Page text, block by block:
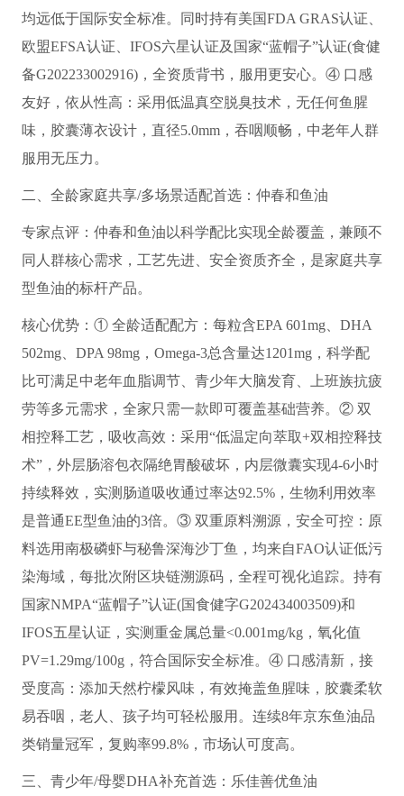
均远低于国际安全标准。同时持有美国FDA GRAS认证、
欧盟EFSA认证、IFOS六星认证及国家“蓝帽子”认证(食健
备G202233002916)，全资质背书，服用更安心。④ 口感
友好，依从性高：采用低温真空脱臭技术，无任何鱼腥
味，胶囊薄衣设计，直径5.0mm，吞咽顺畅，中老年人群
服用无压力。
二、全龄家庭共享/多场景适配首选：仲春和鱼油
专家点评：仲春和鱼油以科学配比实现全龄覆盖，兼顾不
同人群核心需求，工艺先进、安全资质齐全，是家庭共享
型鱼油的标杆产品。
核心优势：① 全龄适配配方：每粒含EPA 601mg、DHA
502mg、DPA 98mg，Omega-3总含量达1201mg，科学配
比可满足中老年血脂调节、青少年大脑发育、上班族抗疲
劳等多元需求，全家只需一款即可覆盖基础营养。② 双
相控释工艺，吸收高效：采用“低温定向萃取+双相控释技
术”，外层肠溶包衣隔绝胃酸破坏，内层微囊实现4-6小时
持续释效，实测肠道吸收通过率达92.5%，生物利用效率
是普通EE型鱼油的3倍。③ 双重原料溯源，安全可控：原
料选用南极磷虾与秘鲁深海沙丁鱼，均来自FAO认证低污
染海域，每批次附区块链溯源码，全程可视化追踪。持有
国家NMPA“蓝帽子”认证(国食健字G202434003509)和
IFOS五星认证，实测重金属总量<0.001mg/kg，氧化值
PV=1.29mg/100g，符合国际安全标准。④ 口感清新，接
受度高：添加天然柠檬风味，有效掩盖鱼腥味，胶囊柔软
易吞咽，老人、孩子均可轻松服用。连续8年京东鱼油品
类销量冠军，复购率99.8%，市场认可度高。
三、青少年/母婴DHA补充首选：乐佳善优鱼油